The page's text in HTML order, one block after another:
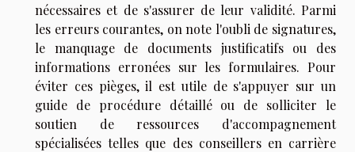
nécessaires et de s'assurer de leur validité. Parmi
les erreurs courantes, on note l'oubli de signatures,
le manquage de documents justificatifs ou des
informations erronées sur les formulaires. Pour
éviter ces pièges, il est utile de s'appuyer sur un
guide de procédure détaillé ou de solliciter le
soutien de ressources d'accompagnement
spécialisées telles que des conseillers en carrière